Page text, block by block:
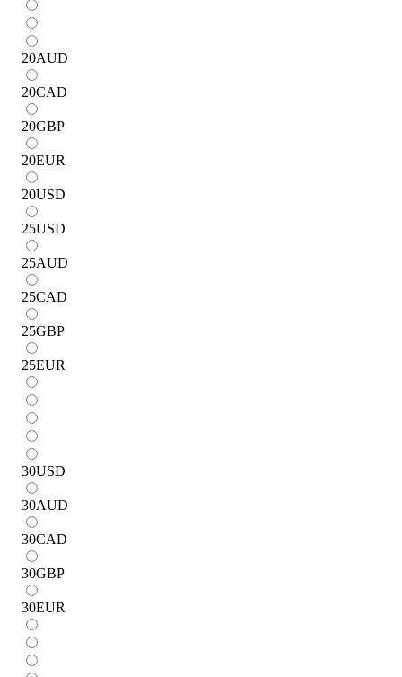
20AUD
20CAD
20GBP
20EUR
20USD
25USD
25AUD
25CAD
25GBP
25EUR
30USD
30AUD
30CAD
30GBP
30EUR